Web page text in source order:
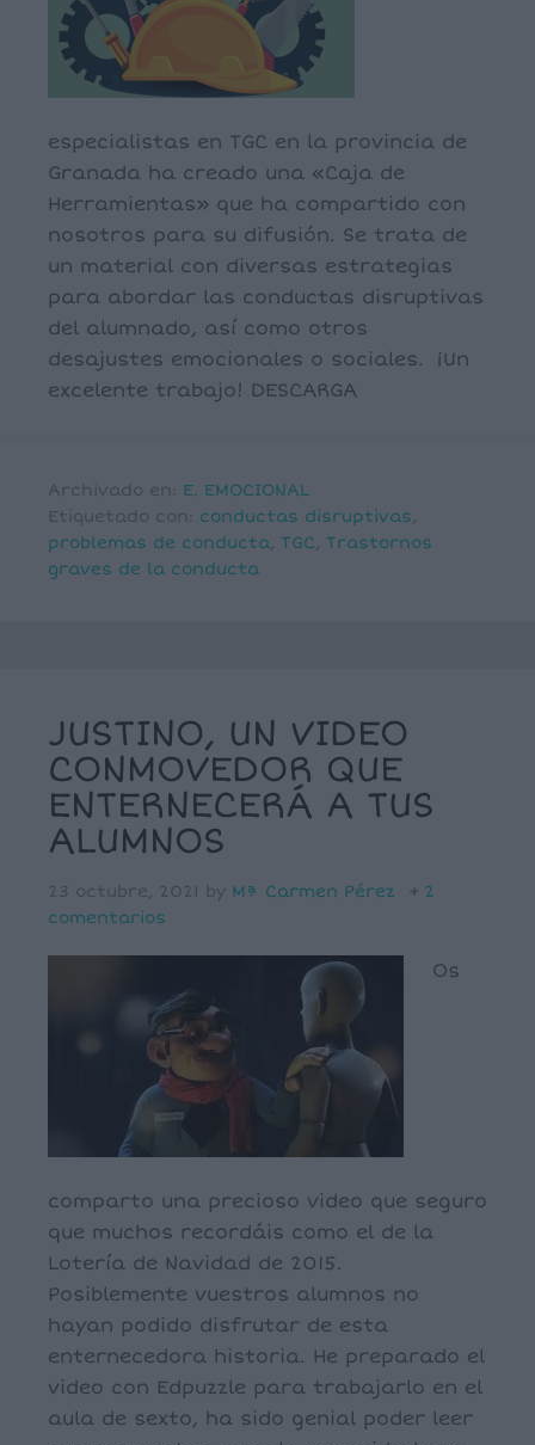
especialistas en TGC en la provincia de
Granada ha creado una «Caja de
Herramientas» que ha compartido con
nosotros para su difusión. Se trata de
un material con diversas estrategias
para abordar las conductas disruptivas
del alumnado, así como otros
desajustes emocionales o sociales. ¡Un
excelente trabajo! DESCARGA
Archivado en: E. EMOCIONAL
Etiquetado con: conductas disruptivas,
problemas de conducta, TGC, Trastornos
graves de la conducta
JUSTINO, UN VIDEO
CONMOVEDOR QUE
ENTERNECERÁ A TUS
ALUMNOS
23 octubre, 2021 by Mª Carmen Pérez
2
comentarios
Os
comparto una precioso video que seguro
que muchos recordáis como el de la
Lotería de Navidad de 2015.
Posiblemente vuestros alumnos no
hayan podido disfrutar de esta
enternecedora historia. He preparado el
video con Edpuzzle para trabajarlo en el
aula de sexto, ha sido genial poder leer